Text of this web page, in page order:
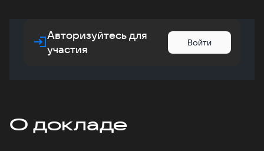
Авторизуйтесь для
участия
Войти
О докладе